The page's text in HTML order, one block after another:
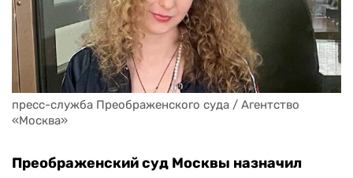
пресс-служба Преображенского суда / Агентство
«Москва»
Преображенский суд Москвы назначил